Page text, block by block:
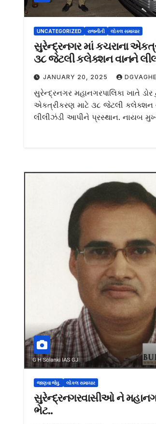
UNCATEGORIZED રાજનીતી લોકલ સમાચાર
સુરેન્દ્રનગર માં કચરાના
૩૮ જેટલી કલેક્શન વાનને
JANUARY 20, 2025
સુરેન્દ્રનગર મહાનગરપાલિકા ખાતે ડોર
એકત્રીકરણ માટે ૩૮ જેટલી કલેક્શન
લીલીઝંડી આપીને પ્રસ્થાન. નાયબ
જાણવા જેવુ. લોકલ સમાચાર
સુરેન્દ્રનગરવાસીઓ ને
ભેટ..